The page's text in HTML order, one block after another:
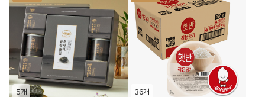
5개 36개